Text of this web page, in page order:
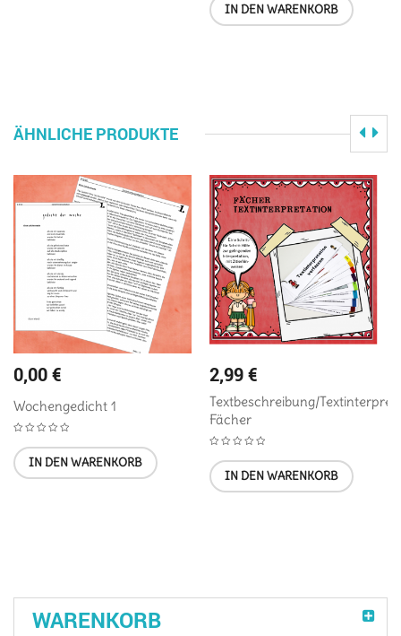
5.00 von 5
IN DEN WARENKORB
ÄHNLICHE PRODUKTE
0,00€
Wochengedicht 1
IN DEN WARENKORB
2,99€
Textbeschreibung/
Fächer
IN DEN WARENKORB
WARENKORB